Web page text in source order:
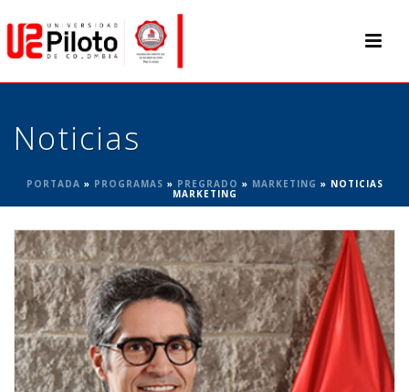
Noticias
PORTADA » PROGRAMAS » PREGRADO » MARKETING » NOTICIAS
MARKETING